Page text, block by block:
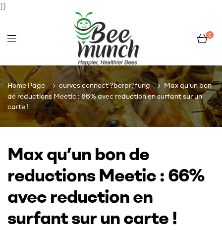
}}
Bee
Munch
0
Home Page curves connect ?berpr?fung
Max qu’un bon
de reductions Meetic : 66% avec reduction en surfant sur un
carte !
Max qu’un bon de
reductions Meetic : 66%
avec reduction en
surfant sur un carte !